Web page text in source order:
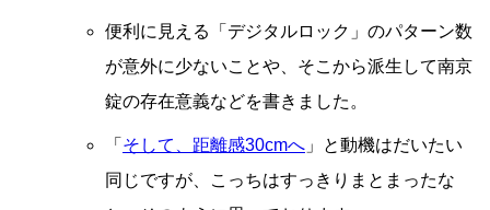
便利に見える「デジタルロック」のパターン数
が意外に少ないことや、そこから派生して南京
錠の存在意義などを書きました。
「 そして、距離感30cmへ 」と動機はだいたい
同じですが、こっちはすっきりまとまったな